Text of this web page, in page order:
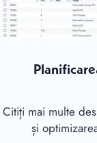
Citiți mai multe
și